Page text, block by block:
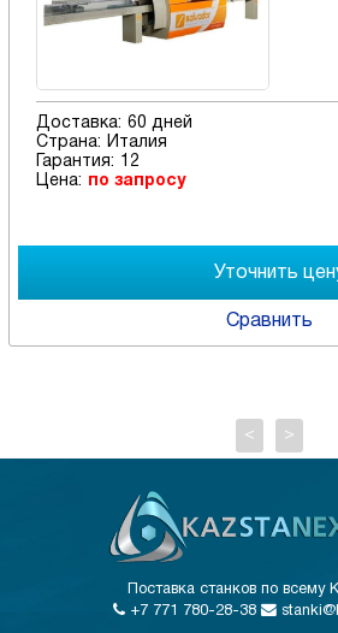
Доставка: 60 дней
Страна:
Италия
Гарантия:
12
Цена:
по запросу
Сравнить
< >
Поставка станков по всему
+7 771 780-28-38